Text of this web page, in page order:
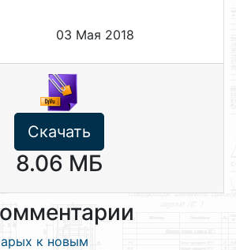
03 Мая 2018
Скачать
8.06 МБ
к новым